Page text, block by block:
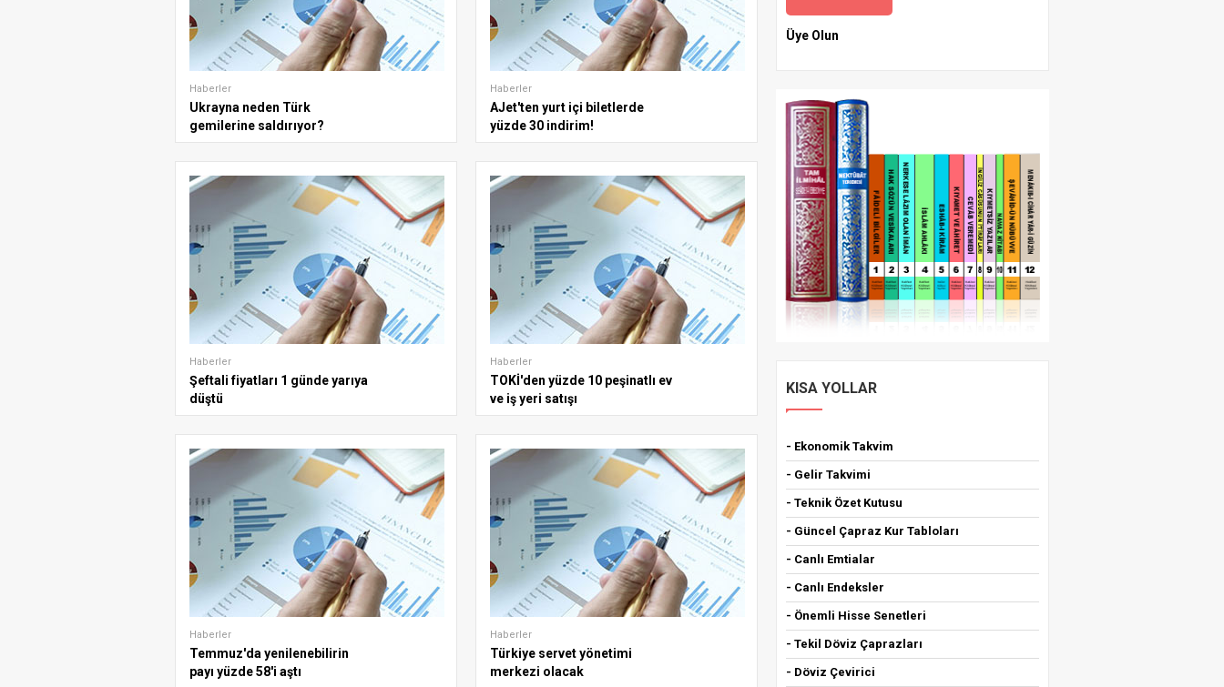
Haberler
Ukrayna neden Türk
gemilerine saldırıyor?
Haberler
AJet'ten yurt içi biletlerde
yüzde 30 indirim!
Haberler
Şeftali fiyatları 1 günde yarıya
düştü
Haberler
TOKİ'den yüzde 10 peşinatlı ev
ve iş yeri satışı
Haberler
Temmuz'da yenilenebilirin
payı yüzde 58'i aştı
Haberler
Türkiye servet yönetimi
merkezi olacak
Üye Olun
KISA YOLLAR
- Ekonomik Takvim
- Gelir Takvimi
- Teknik Özet Kutusu
- Güncel Çapraz Kur Tabloları
- Canlı Emtialar
- Canlı Endeksler
- Önemli Hisse Senetleri
- Tekil Döviz Çaprazları
- Döviz Çevirici